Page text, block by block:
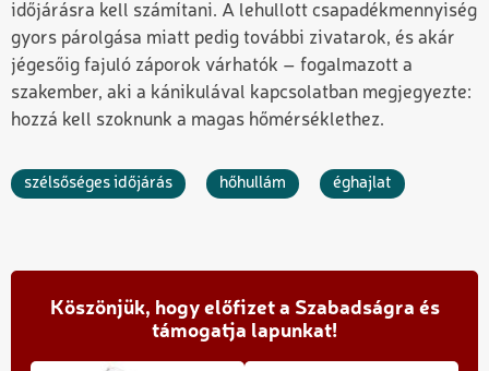
időjárásra kell számítani. A lehullott csapadékmennyiség
gyors párolgása miatt pedig további zivatarok, és akár
jégesőig fajuló záporok várhatók – fogalmazott a
szakember, aki a kánikulával kapcsolatban megjegyezte:
hozzá kell szoknunk a magas hőmérséklethez.
szélsőséges időjárás hőhullám éghajlat
Köszönjük, hogy előfizet a Szabadságra és
támogatja lapunkat!